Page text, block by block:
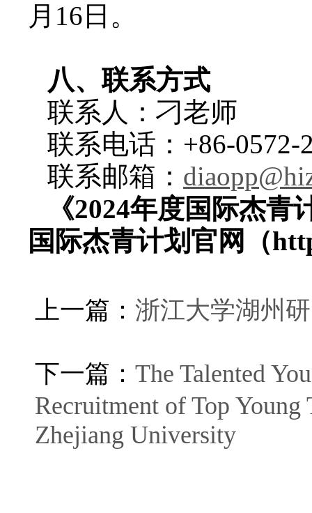
月 16 日。
八、联系方式
联系人：刁老师
联系电话： +86-0572-
联系邮箱：
《2024年度国际杰青
国际杰青计划官网（
上一篇： 浙江大学湖州
下一篇： The Talented
Recruitment of Top
Zhejiang University